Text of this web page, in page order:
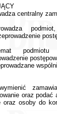
centralny
podmiotu
oraz
oraz osoby do